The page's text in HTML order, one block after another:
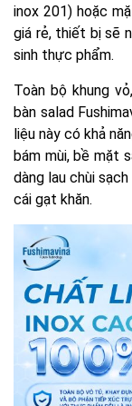
inox 201) hoặc
giá rẻ, thiết bị sẽ
sinh thực phẩm.
Toàn bộ khung
bàn salad
liệu này có khả
bám mùi, bề mặt
dàng lau chùi
cái gạt khăn.